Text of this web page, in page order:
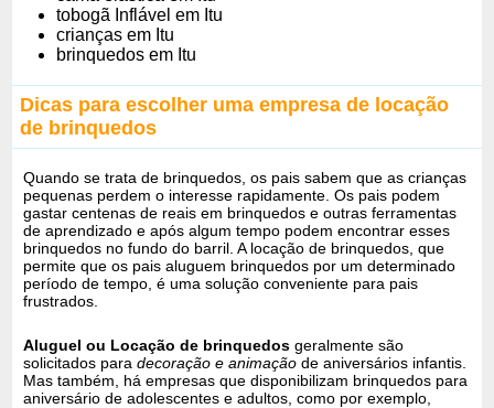
tobogã Inflável em Itu
crianças em Itu
brinquedos em Itu
Dicas para escolher uma empresa de locação
de brinquedos
Quando se trata de brinquedos, os pais sabem que as crianças
pequenas perdem o interesse rapidamente. Os pais podem
gastar centenas de reais em brinquedos e outras ferramentas
de aprendizado e após algum tempo podem encontrar esses
brinquedos no fundo do barril. A locação de brinquedos, que
permite que os pais aluguem brinquedos por um determinado
período de tempo, é uma solução conveniente para pais
frustrados.
Aluguel ou Locação de brinquedos geralmente são
solicitados paradecoração e animação de aniversários infantis.
Mas também, há empresas que disponibilizam brinquedos para
aniversário de adolescentes e adultos, como por exemplo,